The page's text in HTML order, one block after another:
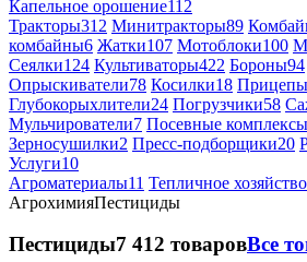
Капельное орошение112
Тракторы312 Минитракторы89
комбайны6 Жатки107 Мотоблоки100
Сеялки124 Культиваторы422 Бороны94
Опрыскиватели78 Косилки18 Прицепы
Глубокорыхлители24 Погрузчики58
Мульчирователи7 Посевные комплексы
Зерносушилки2 Пресс-подборщики20
Услуги10
Агроматериалы11 Тепличное хозяйство
АгрохимияПестициды
Пестициды7 412 товаровВсе